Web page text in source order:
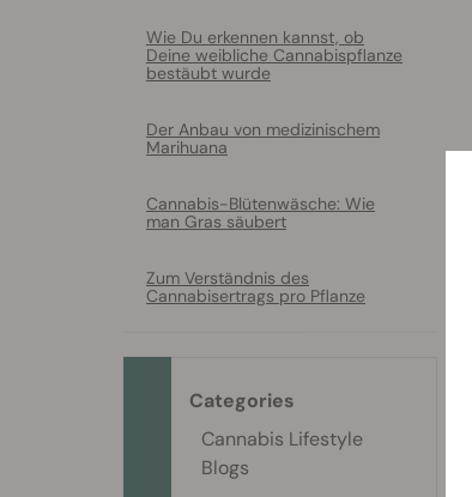
Wie Du erkennen kannst, ob
Deine weibliche Cannabispflanze
bestäubt wurde
Der Anbau von medizinischem
Marihuana
Cannabis-Blütenwäsche: Wie
man Gras säubert
Zum Verständnis des
Cannabisertrags pro Pflanze
Categories
Cannabis Lifestyle
Blogs